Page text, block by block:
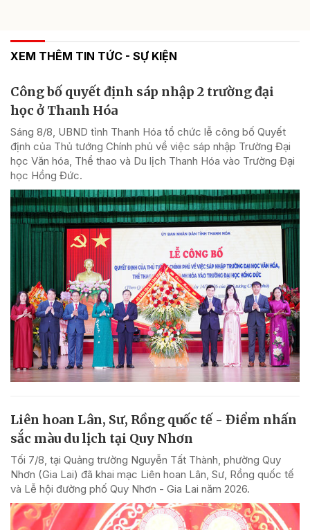
XEM THÊM TIN TỨC - SỰ KIỆN
Công bố quyết định sáp nhập 2 trường đại
học ở Thanh Hóa
Sáng 8/8, UBND tỉnh Thanh Hóa tổ chức lễ công bố Quyết
định của Thủ tướng Chính phủ về việc sáp nhập Trường Đại
học Văn hóa, Thể thao và Du lịch Thanh Hóa vào Trường Đại
học Hồng Đức.
Liên hoan Lân, Sư, Rồng quốc tế - Điểm nhấn
sắc màu du lịch tại Quy Nhơn
Tối 7/8, tại Quảng trường Nguyễn Tất Thành, phường Quy
Nhơn (Gia Lai) đã khai mạc Liên hoan Lân, Sư, Rồng quốc tế
và Lễ hội đường phố Quy Nhơn - Gia Lai năm 2026.